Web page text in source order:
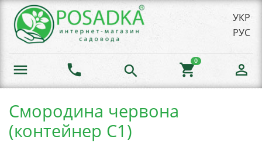
УКР
РУС
menu phone search shopping_cart
0
person_outline
Смородина червона
(контейнер С1)